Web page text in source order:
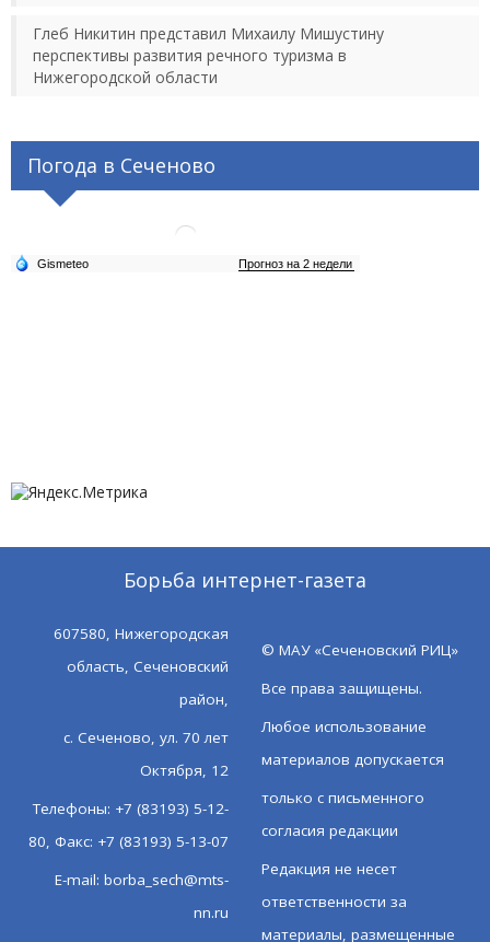
Глеб Никитин представил Михаилу Мишустину
перспективы развития речного туризма в
Нижегородской области
Погода в Сеченово
Борьба интернет-газета
607580, Нижегородская
область, Сеченовский
район,
с. Сеченово, ул. 70 лет
Октября, 12
Телефоны: +7 (83193) 5-12-
80, Факс: +7 (83193) 5-13-07
E-mail:borba_sech@mts-
nn.ru
© МАУ «Сеченовский РИЦ»
Все права защищены.
Любое использование
материалов допускается
только с письменного
согласия редакции
Редакция не несет
ответственности за
материалы, размещенные